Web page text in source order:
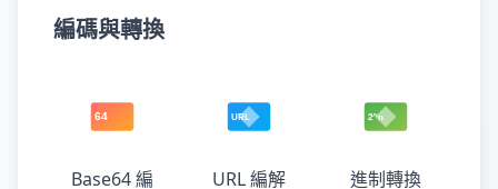
編碼與轉換
Base64 編
URL 編解
進制轉換